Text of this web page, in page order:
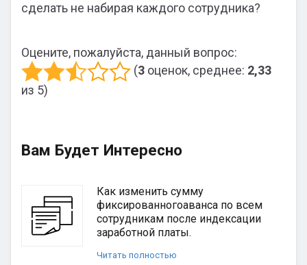
сделать не набирая каждого сотрудника?
Оцените, пожалуйста, данный вопрос:
(3 оценок, среднее: 2,33
из 5)
Вам Будет Интересно
Как изменить сумму
фиксированногоаванса по всем
сотрудникам после индексации
заработной платы.
Читать полностью